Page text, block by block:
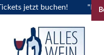
jetzt buchen! "Das